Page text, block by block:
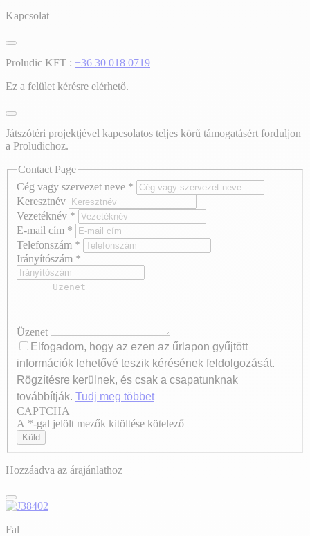
Kapcsolat
Proludic KFT : +36 30 018 0719
Ez a felület kérésre elérhető.
Játszótéri projektjével kapcsolatos teljes körű támogatásért forduljon
a Proludichoz.
Contact Page
Cég vagy szervezet neve *
Keresztnév
Vezetéknév *
E-mail cím *
Telefonszám *
Irányítószám *
Üzenet
Elfogadom, hogy az ezen az űrlapon gyűjtött
információk lehetővé teszik kérésének feldolgozását.
Rögzítésre kerülnek, és csak a csapatunknak
továbbítják. Tudj meg többet
Axeptio consent
CAPTCHA
A *-gal jelölt mezők kitöltése kötelező
Küld
Hozzáadva az árajánlathoz
Fal